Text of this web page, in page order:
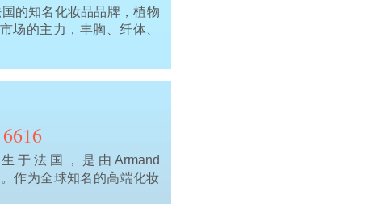
的知名化妆品品牌，植物
场的主力，丰胸、纤体、
6616
于法国，是由Armand
作为全球知名的高端化妆